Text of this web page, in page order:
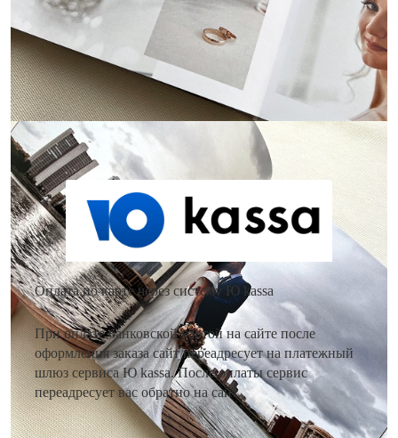
Как оплатить заказ?
Оплата по карте через систему Ю kassa
При оплате банковской картой на сайте после
оформления заказа сайт переадресует на платежный
шлюз сервиса Ю kassa. После оплаты сервис
переадресует вас обратно на сайт.